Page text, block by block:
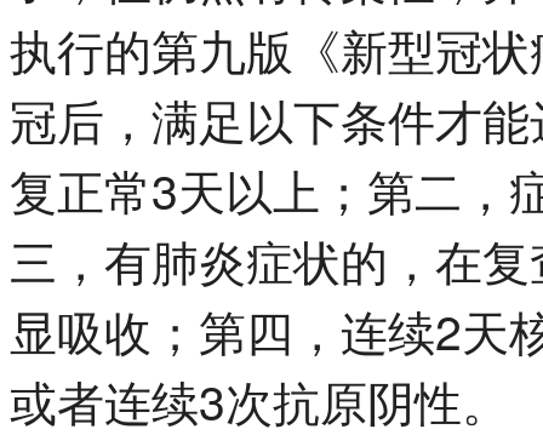
执行的第九版《新型冠
冠后，满足以下条件才
复正常3天以上；第二，
三，有肺炎症状的，在
显吸收；第四，连续2天
或者连续3次抗原阴性。